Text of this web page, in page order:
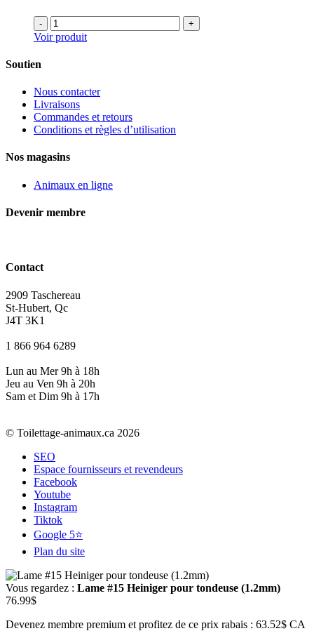
- +
Voir produit
Soutien
Nous contacter
Livraisons
Commandes et retours
Conditions et règles d’utilisation
Nos magasins
Animaux en ligne
Devenir membre
Contact
2909 Taschereau
St-Hubert, Qc
J4T 3K1
1 866 964 6289
Lun au Mer 9h à 18h
Jeu au Ven 9h à 20h
Sam et Dim 9h à 17h
© Toilettage-animaux.ca 2026
SEO
Espace fournisseurs et revendeurs
Facebook
Youtube
Instagram
Tiktok
Google 5⭐
Plan du site
Vous regardez : Lame #15 Heiniger pour tondeuse (1.2mm)
76.99$
Devenez membre premium et profitez de ce prix rabais : 63.52$ CA